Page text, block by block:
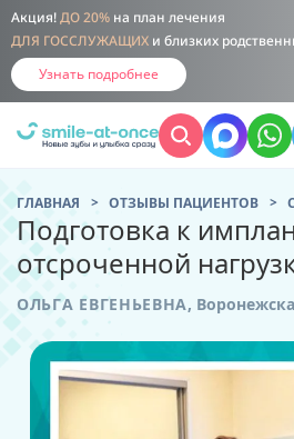
Акция! ДО 20% на план лечения
ДЛЯ ГОССЛУЖАЩИХ и близких
Узнать подробнее
ГЛАВНАЯ ОТЗЫВЫ ПАЦИЕНТОВ
Подготовка к
отсроченной
ОЛЬГА ЕВГЕНЬЕВНА,